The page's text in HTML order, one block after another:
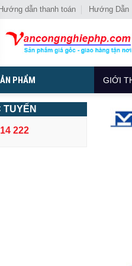
Hướng dẫn thanh toán Hướng Dẫn
PHẨM GIỚI
TUYẾN
222